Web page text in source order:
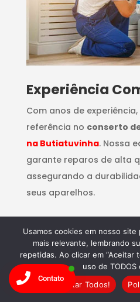
​Experiência
Com anos de experiência,
referência no conserto
na Butiatuvinha. Nossa
garante reparos de alta
assegurando a
seus aparelhos.
Usamos cookies em nosso
mais relevante, lembrando
repetidas. Ao clicar em “Aceitar
uso de
Aceitar Todos!
Contato